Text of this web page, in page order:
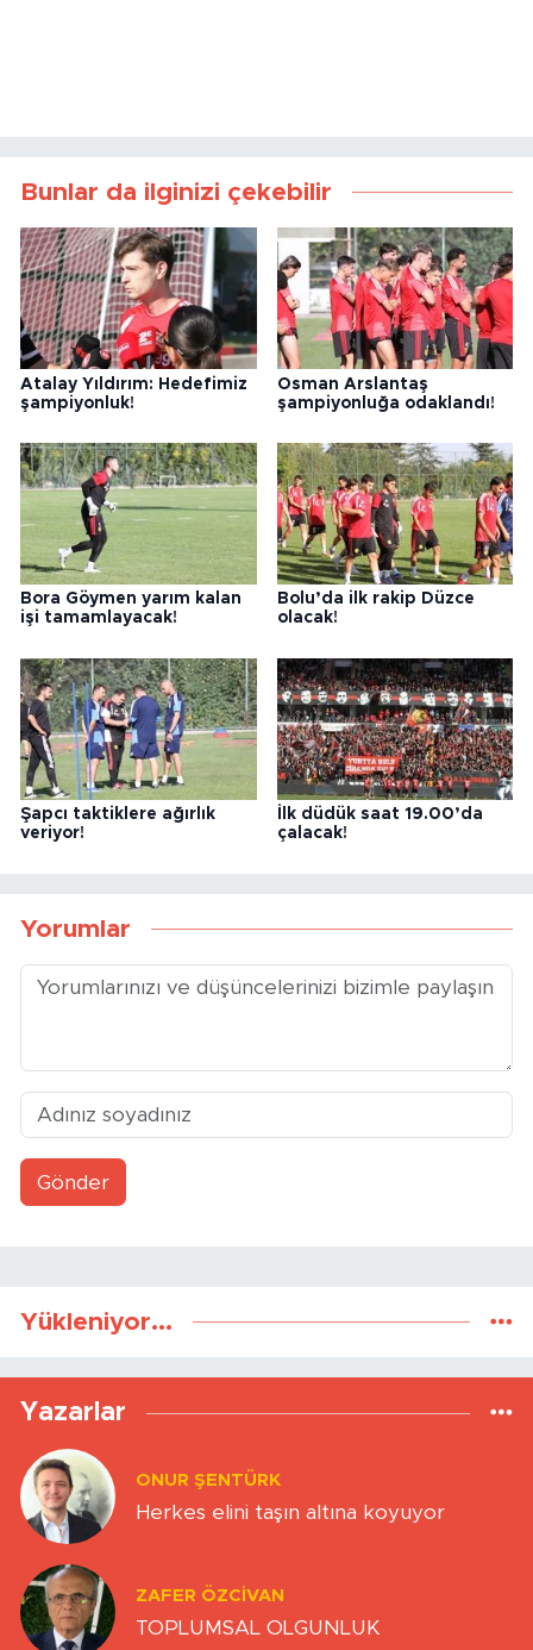
Bunlar da ilginizi çekebilir
Atalay Yıldırım: Hedefimiz
şampiyonluk!
Osman Arslantaş
şampiyonluğa odaklandı!
Bora Göymen yarım kalan
işi tamamlayacak!
Bolu’da ilk rakip Düzce
olacak!
Şapcı taktiklere ağırlık
veriyor!
İlk düdük saat 19.00’da
çalacak!
Yorumlar
Gönder
Yükleniyor...
Yazarlar
ONUR ŞENTÜRK
Herkes elini taşın altına koyuyor
ZAFER ÖZCIVAN
TOPLUMSAL OLGUNLUK